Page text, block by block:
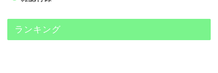
ランキング